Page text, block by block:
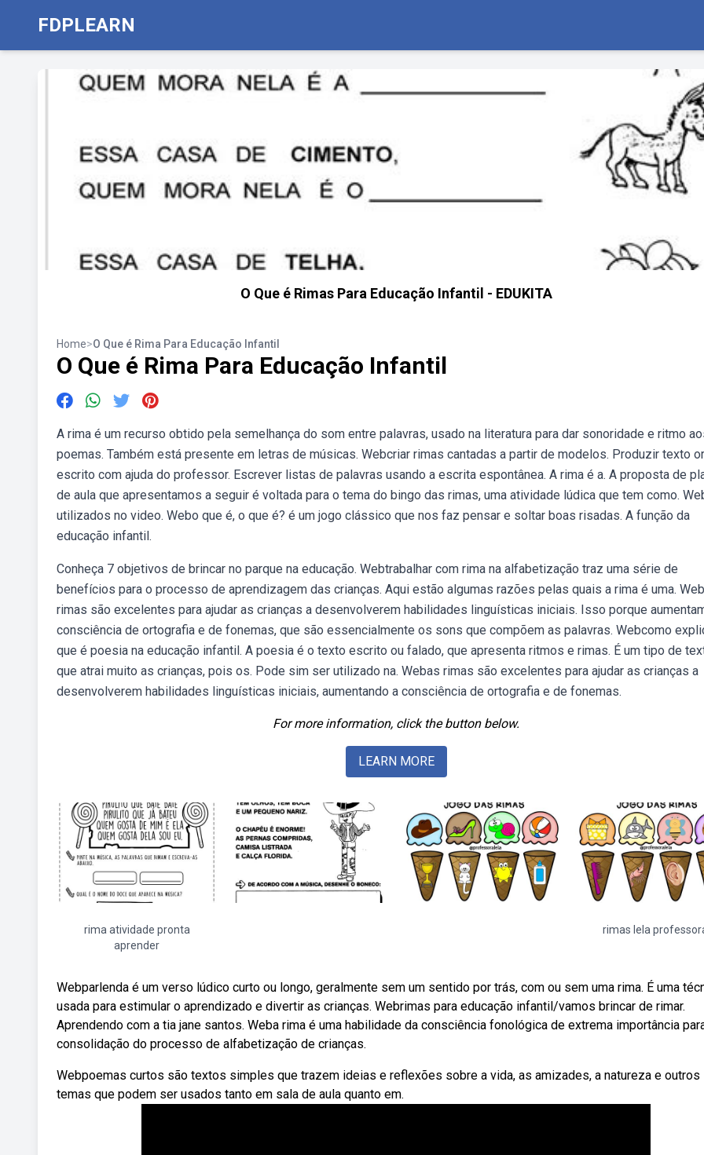
FDPLEARN
O Que é Rimas Para Educação Infantil - EDUKITA
Home>O Que é Rima Para Educação Infantil
O Que é Rima Para Educação Infantil
A rima é um recurso obtido pela semelhança do som entre palavras, usado na literatura para dar sonoridade e ritmo
poemas. Também está presente em letras de músicas. Webcriar rimas cantadas a partir de modelos. Produzir texto
escrito com ajuda do professor. Escrever listas de palavras usando a escrita espontânea. A rima é a. A proposta de
de aula que apresentamos a seguir é voltada para o tema do bingo das rimas, uma atividade lúdica que tem como.
utilizados no video. Webo que é, o que é? é um jogo clássico que nos faz pensar e soltar boas risadas. A função da
educação infantil.
Conheça 7 objetivos de brincar no parque na educação. Webtrabalhar com rima na alfabetização traz uma série de
benefícios para o processo de aprendizagem das crianças. Aqui estão algumas razões pelas quais a rima é uma.
rimas são excelentes para ajudar as crianças a desenvolverem habilidades linguísticas iniciais. Isso porque
consciência de ortografia e de fonemas, que são essencialmente os sons que compõem as palavras. Webcomo
que é poesia na educação infantil. A poesia é o texto escrito ou falado, que apresenta ritmos e rimas. É um tipo de
que atrai muito as crianças, pois os. Pode sim ser utilizado na. Webas rimas são excelentes para ajudar as crianças a
desenvolverem habilidades linguísticas iniciais, aumentando a consciência de ortografia e de fonemas.
For more information, click the button below.
LEARN MORE
rima atividade pronta
aprender
rimas lela
Webparlenda é um verso lúdico curto ou longo, geralmente sem um sentido por trás, com ou sem uma rima. É uma
usada para estimular o aprendizado e divertir as crianças. Webrimas para educação infantil/vamos brincar de rimar.
Aprendendo com a tia jane santos. Weba rima é uma habilidade da consciência fonológica de extrema importância
consolidação do processo de alfabetização de crianças.
Webpoemas curtos são textos simples que trazem ideias e reflexões sobre a vida, as amizades, a natureza e outros
temas que podem ser usados tanto em sala de aula quanto em.